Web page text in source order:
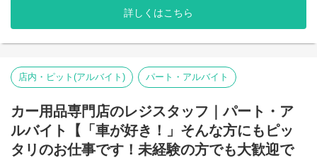
また、ベイシアグループの一員であるオートアールズは福利厚生
も充実！アルバイトでも有給休暇を取得しやすい環境が整ってい
ます♪
詳しくはこちら
店内・ピット(アルバイト) パート・アルバイト
カー用品専門店のレジスタッフ｜パート・ア
ルバイト【「車が好き！」そんな方にもピッ
タリのお仕事です！未経験の方でも大歓迎で